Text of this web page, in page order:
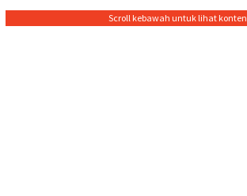
Scroll kebawah untuk lihat konten